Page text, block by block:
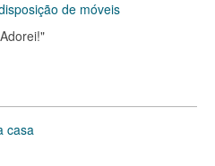
de móveis
casa